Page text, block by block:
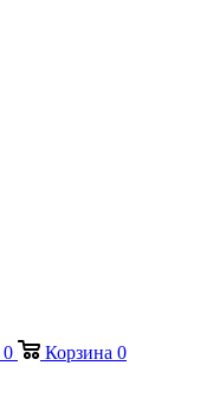
0 Корзина 0